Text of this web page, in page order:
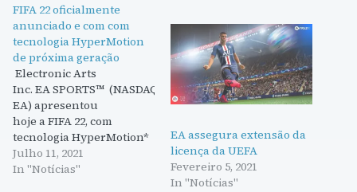
FIFA 22 oficialmente
anunciado e com com
tecnologia HyperMotion
de próxima geração
Electronic Arts
Inc. EA SPORTS™ (NASDAQ:
EA) apresentou
hoje a FIFA 22, com
tecnologia HyperMotion*
de próxima geração que
dá vida à experiência de
Julho 11, 2021
In "Notícias"
EA assegura extensão da
licença da UEFA
Fevereiro 5, 2021
In "Notícias"